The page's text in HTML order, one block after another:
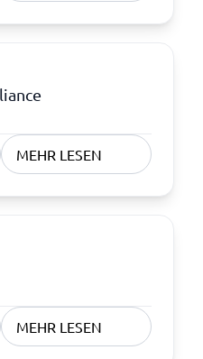
MEHR LESEN
MEHR LESEN